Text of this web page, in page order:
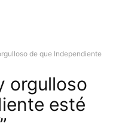
de que Independiente
orgulloso
esté